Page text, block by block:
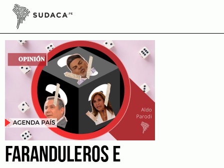
Skip
contentMTC
FARANDULEROS E